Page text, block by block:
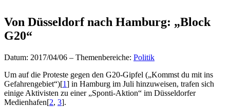
Von Düsseldorf nach Hamburg: „Block
G20“
Datum: 2017/04/06 – Themenbereiche: Politik
Um auf die Proteste gegen den G20-Gipfel („Kommst du mit ins
Gefahrengebiet“)[1] in Hamburg im Juli hinzuweisen, trafen sich
einige Aktivisten zu einer „Sponti-Aktion“ im Düsseldorfer
Medienhafen[2, 3].